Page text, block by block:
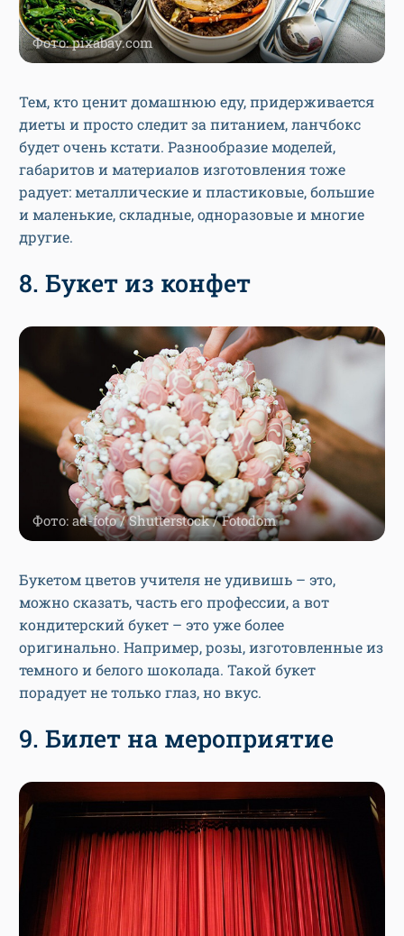
Фото: pixabay.com
Тем, кто ценит домашнюю еду, придерживается
диеты и просто следит за питанием, ланчбокс
будет очень кстати. Разнообразие моделей,
габаритов и материалов изготовления тоже
радует: металлические и пластиковые, большие
и маленькие, складные, одноразовые и многие
другие.
8. Букет из конфет
Фото: ad-foto / Shutterstock / Fotodom
Букетом цветов учителя не удивишь – это,
можно сказать, часть его профессии, а вот
кондитерский букет – это уже более
оригинально. Например, розы, изготовленные из
темного и белого шоколада. Такой букет
порадует не только глаз, но вкус.
9. Билет на мероприятие